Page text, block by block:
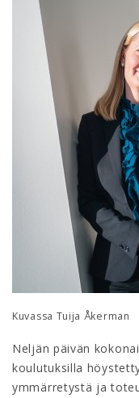
Kuvassa Tuija Åkerman
Neljän päivän
koulutuksilla
ymmärretystä ja